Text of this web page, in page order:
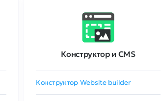
Конструктор и CMS
Конструктор Website builder